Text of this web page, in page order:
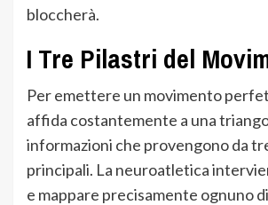
bloccherà.
I Tre Pilastri del
Per emettere un movimento
affida costantemente a una
informazioni che provengono da
principali. La neuroatletica
e mappare precisamente ognuno